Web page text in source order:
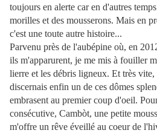
toujours en alerte car en d'autres
morilles et des mousserons. Mais en
c'est une toute autre histoire...
Parvenu près de l'aubépine où, en
ils m'apparurent, je me mis à fouiller
lierre et les débris ligneux. Et très vite,
discernais enfin un de ces dômes
embrasent au premier coup d'oeil.
consécutive, Cambòt, une petite
m'offre un rêve éveillé au coeur de